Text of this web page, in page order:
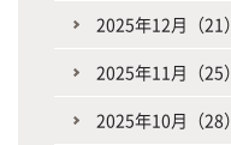
2025年12月（21）
2025年11月（25）
2025年10月（28）